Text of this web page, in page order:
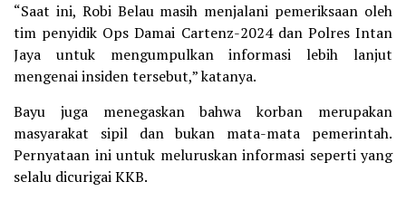
“Saat ini, Robi Belau masih menjalani pemeriksaan oleh
tim penyidik Ops Damai Cartenz-2024 dan Polres Intan
Jaya untuk mengumpulkan informasi lebih lanjut
mengenai insiden tersebut,” katanya.
Bayu juga menegaskan bahwa korban merupakan
masyarakat sipil dan bukan mata-mata pemerintah.
Pernyataan ini untuk meluruskan informasi seperti yang
selalu dicurigai KKB.